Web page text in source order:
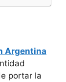
Argentina
portar la